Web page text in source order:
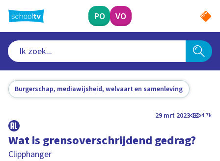
naar
hoofdinhoud
PO VO
Burgerschap, mediawijsheid, welvaart en samenleving
29 mrt 2023 4.7k
Wat is grensoverschrijdend gedrag?
Clipphanger